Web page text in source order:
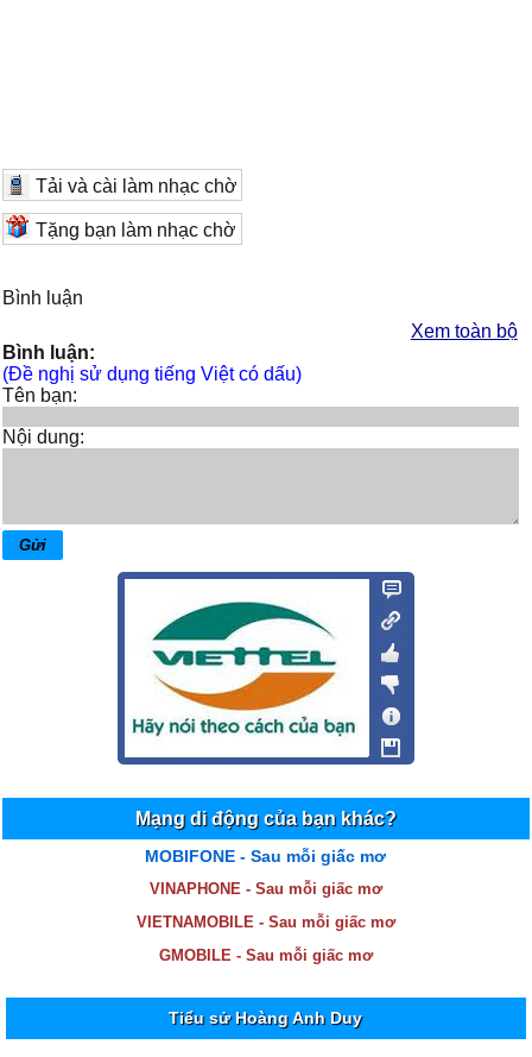
Tải và cài làm nhạc chờ
Tặng bạn làm nhạc chờ
Bình luận
Xem toàn bộ
Bình luận:
(Đề nghị sử dụng tiếng Việt có dấu)
Tên bạn:
Nội dung:
Mạng di động của bạn khác?
MOBIFONE - Sau mỗi giấc mơ
VINAPHONE - Sau mỗi giấc mơ
VIETNAMOBILE - Sau mỗi giấc mơ
GMOBILE - Sau mỗi giấc mơ
Tiểu sử Hoàng Anh Duy